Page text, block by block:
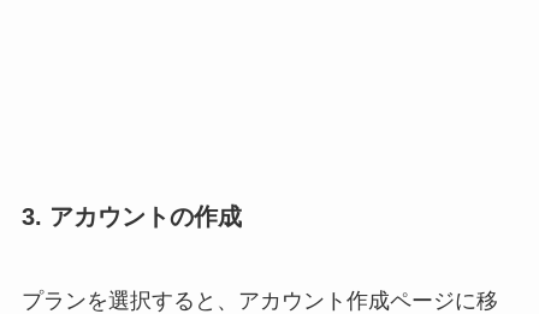
3. アカウントの作成
プランを選択すると、アカウント作成ページに移